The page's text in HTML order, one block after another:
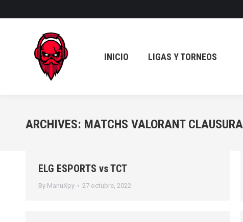
INICIO LIGAS Y TORNEOS
ARCHIVES: MATCHS VALORANT CLAUSURA
ELG ESPORTS vs TCT
By ManuXpy 27 octubre, 2022